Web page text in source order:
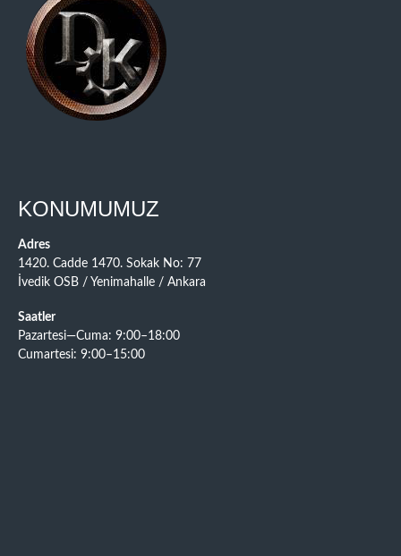
KONUMUMUZ
Adres
1420. Cadde 1470. Sokak No: 77
İvedik OSB / Yenimahalle / Ankara
Saatler
Pazartesi—Cuma: 9:00–18:00
Cumartesi: 9:00–15:00